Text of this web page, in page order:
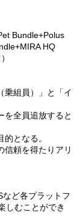
Bundle+Polus
HQ
乗組員）」と「イ
を全員追放すると
となる。
信頼を得たりアリ
ど各プラットフ
しむことができ